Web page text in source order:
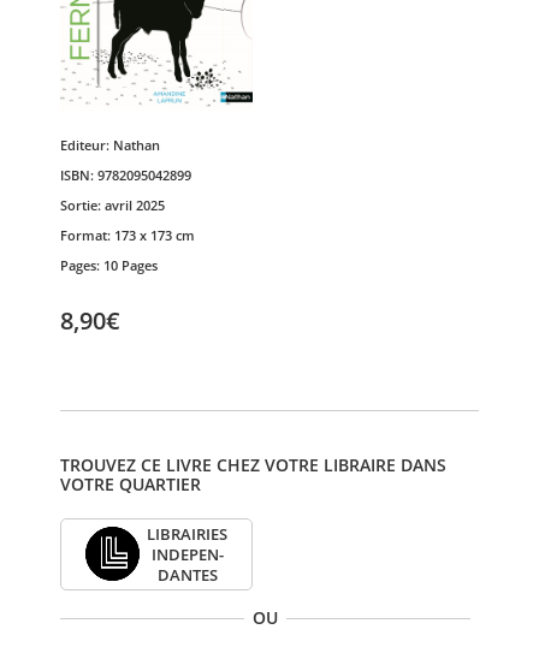
Editeur: Nathan
ISBN: 9782095042899
Sortie: avril 2025
Format: 173 x 173 cm
Pages: 10 Pages
8,90€
TROUVEZ CE LIVRE CHEZ VOTRE LIBRAIRE DANS
VOTRE QUARTIER
LIBRAI­RIES
INDE­PEN­
DANTES
OU